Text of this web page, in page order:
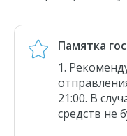
Памятка
21:00. В
средств не